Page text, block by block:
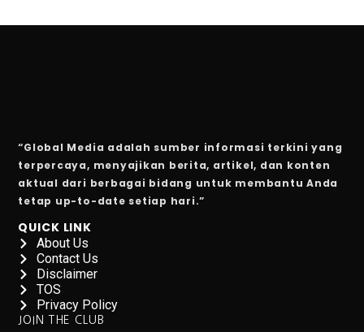
“Global Media adalah sumber informasi terkini yang
terpercaya, menyajikan berita, artikel, dan konten
aktual dari berbagai bidang untuk membantu Anda
tetap up-to-date setiap hari.”
QUICK LINK
About Us
Contact Us
Disclaimer
TOS
Privacy Policy
JOIN THE CLUB